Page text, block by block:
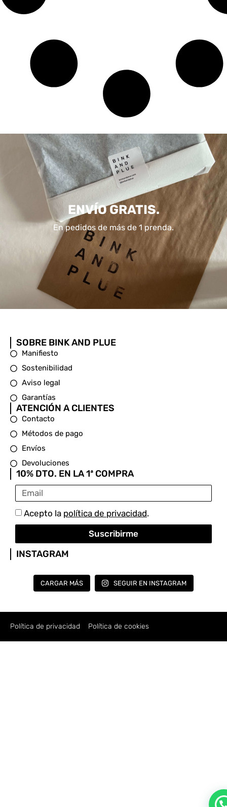
ENVÍO GRATIS.
En pedidos de más de 1 prenda.
SOBRE BINK AND PLUE
Manifiesto
Sostenibilidad
Aviso legal
Garantías
ATENCIÓN A CLIENTES
Contacto
Métodos de pago
Envíos
Devoluciones
10% DTO. EN LA 1ª COMPRA
Acepto la política de privacidad.
Suscribirme
INSTAGRAM
CARGAR MÁS SEGUIR EN INSTAGRAM
Política de privacidad Política de cookies